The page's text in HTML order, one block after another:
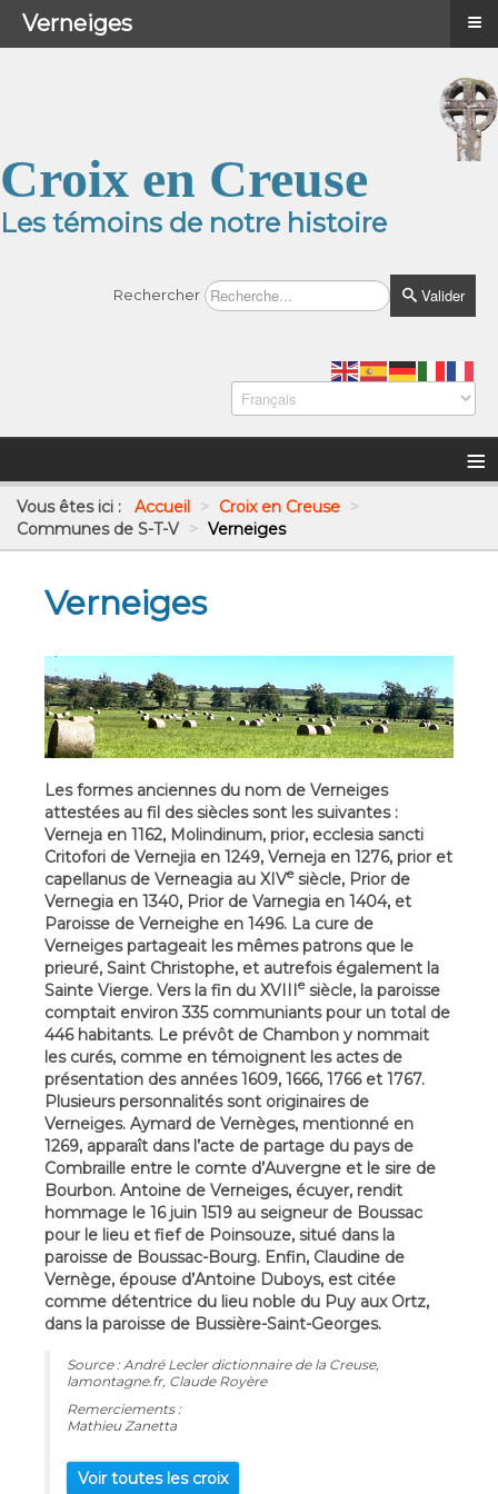
Croix en Creuse
Les témoins de notre histoire
Rechercher Valider
≡
Vous êtes ici : Accueil > Croix en Creuse >
Communes de S-T-V > Verneiges
Verneiges
Les formes anciennes du nom de Verneiges
attestées au fil des siècles sont les suivantes :
Verneja en 1162, Molindinum, prior, ecclesia sancti
Critofori de Vernejia en 1249, Verneja en 1276, prior et
capellanus de Verneagia au XIVesiècle, Prior de
Vernegia en 1340, Prior de Varnegia en 1404, et
Paroisse de Verneighe en 1496. La cure de
Verneiges partageait les mêmes patrons que le
prieuré, Saint Christophe, et autrefois également la
Sainte Vierge. Vers la fin du XVIIIesiècle, la paroisse
comptait environ 335 communiants pour un total de
446 habitants. Le prévôt de Chambon y nommait
les curés, comme en témoignent les actes de
présentation des années 1609, 1666, 1766 et 1767.
Plusieurs personnalités sont originaires de
Verneiges. Aymard de Vernèges, mentionné en
1269, apparaît dans l’acte de partage du pays de
Combraille entre le comte d’Auvergne et le sire de
Bourbon. Antoine de Verneiges, écuyer, rendit
hommage le 16 juin 1519 au seigneur de Boussac
pour le lieu et fief de Poinsouze, situé dans la
paroisse de Boussac-Bourg. Enfin, Claudine de
Vernège, épouse d’Antoine Duboys, est citée
comme détentrice du lieu noble du Puy aux Ortz,
dans la paroisse de Bussière-Saint-Georges.
Source : André Lecler dictionnaire de la Creuse,
lamontagne.fr, Claude Royère
Remerciements :
Mathieu Zanetta
Voir toutes les croix
Menu ≡
Verneiges ≡